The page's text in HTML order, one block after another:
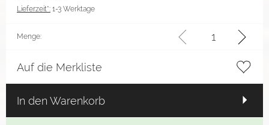
Lieferzeit*: 1-3 Werktage
Menge:
Auf die Merkliste
In den Warenkorb